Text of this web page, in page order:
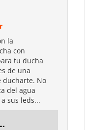
la
con
tu ducha
de una
ducharte. No
del agua
sus leds...